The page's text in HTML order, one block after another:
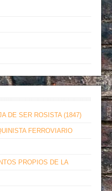
DE SER ROSISTA (1847)
FERROVIARIO
PROPIOS DE LA